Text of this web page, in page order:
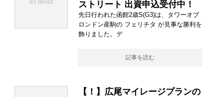
ストリート 出資申込受付中！
先日行われた函館2歳S(G3)は、タワーオブ
ロンドン産駒の フェリチタ が見事な勝利を
飾りました。デ
記事を読む
【！】広尾マイレージプランの